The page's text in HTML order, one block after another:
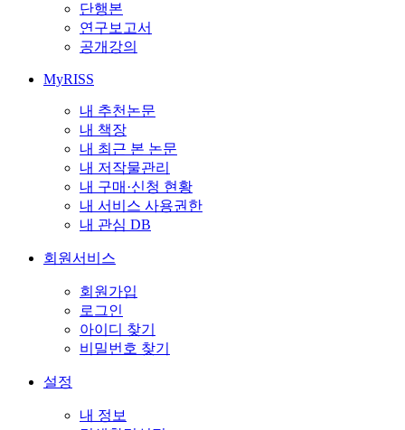
단행본
연구보고서
공개강의
MyRISS
내 추천논문
내 책장
내 최근 본 논문
내 저작물관리
내 구매·신청 현황
내 서비스 사용권한
내 관심 DB
회원서비스
회원가입
로그인
아이디 찾기
비밀번호 찾기
설정
내 정보